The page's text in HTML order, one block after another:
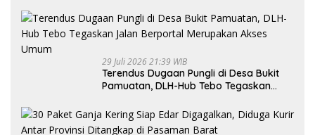
29 Juli 2026 21:39 WIB
Terendus Dugaan Pungli di Desa Bukit
Pamuatan, DLH-Hub Tebo Tegaskan
Umum